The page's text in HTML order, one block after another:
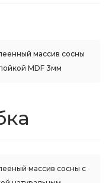
массив сосны
MDF 3мм
массив сосны с